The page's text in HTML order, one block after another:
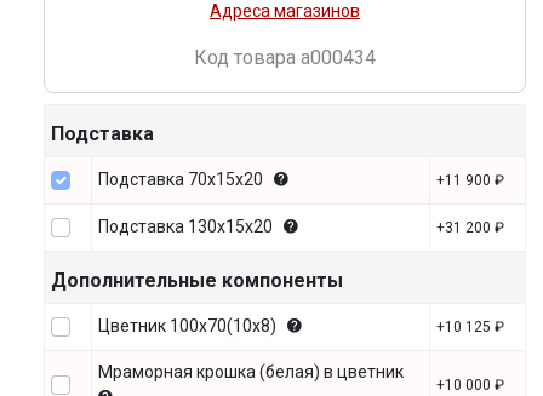
Подставка
Подставка 70х15х20 +11 900 ₽
Подставка 130х15х20 +31 200 ₽
Дополнительные компоненты
Цветник 100х70(10х8) +10 125 ₽
Мраморная крошка (белая) в цветник
+10 000 ₽
Адреса магазинов
Код товара a000434